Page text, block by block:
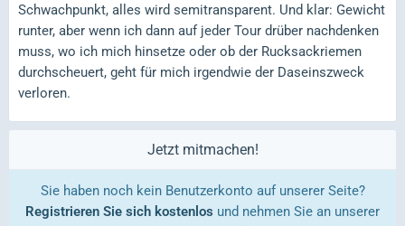
Schwachpunkt, alles wird semitransparent. Und klar: Gewicht
runter, aber wenn ich dann auf jeder Tour drüber nachdenken
muss, wo ich mich hinsetze oder ob der Rucksackriemen
durchscheuert, geht für mich irgendwie der Daseinszweck
verloren.
Jetzt mitmachen!
Sie haben noch kein Benutzerkonto auf unserer Seite?
Registrieren Sie sich kostenlos und nehmen Sie an unserer